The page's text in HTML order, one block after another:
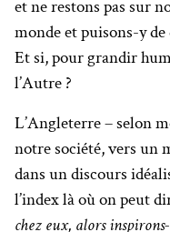
et ne restons pas sur
monde et puisons-y
Et si, pour grandir
l’Autre ?
L’Angleterre – selon
notre société, vers un
dans un discours
l’index là où on peut
chez eux, alors